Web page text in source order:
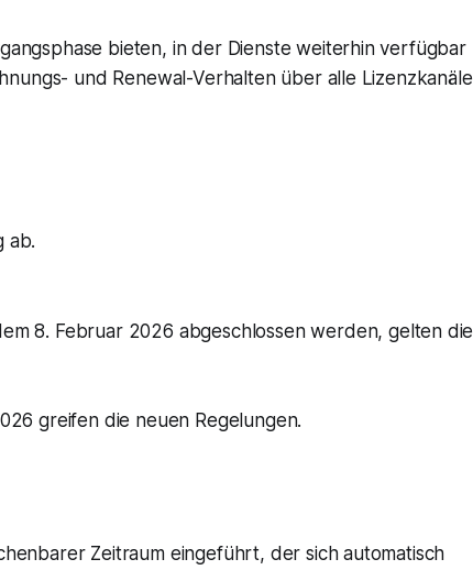
bieten, in der Dienste weiterhin verfügbar
und Renewal-Verhalten über alle Lizenzkanäle
ab.
8. Februar 2026 abgeschlossen werden, gelten die
greifen die neuen Regelungen.
Zeitraum eingeführt, der sich automatisch